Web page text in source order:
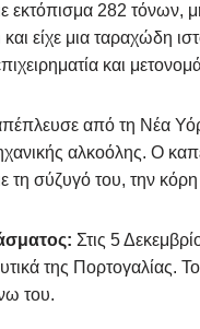
εκτόπισμα 282
είχε μια ταραχώδη
και
από τη Νέα
αλκοόλης. Ο
τη σύζυγό του, την
Στις 5
της Πορτογαλίας.
του.